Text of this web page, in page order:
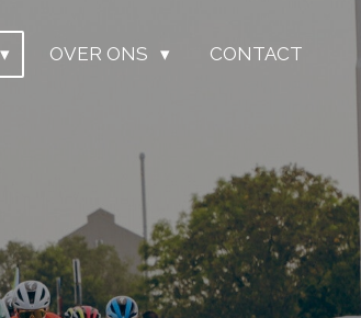
OVER ONS CONTACT